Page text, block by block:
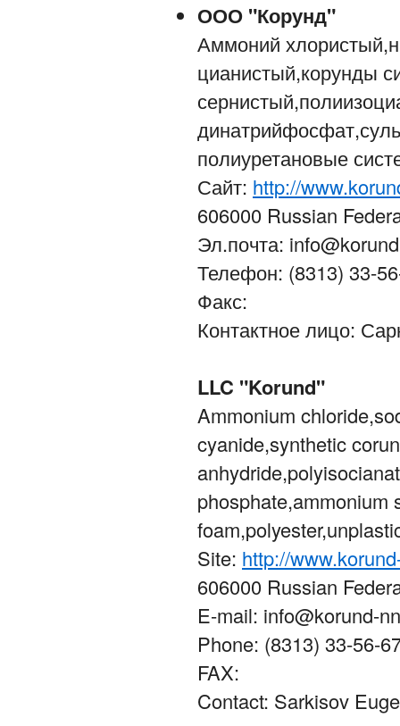
ООО "Корунд"
Аммоний
цианистый,корунды
полиуретановые
Сайт: http://
606000 Russian
Эл.почта:
Телефон: (8313) 33-
Факс:
Контактное лицо:
LLC "Korund"
Ammonium
cyanide,synthetic
phosphate,ammonium
Site: http://
606000 Russian
E-mail: info@korund-
Phone: (8313) 33-56-
FAX:
Contact: Sarkisov